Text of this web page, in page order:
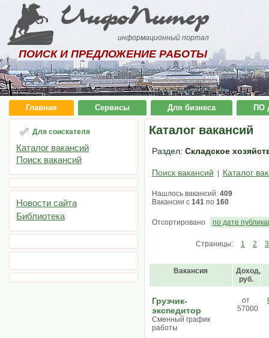
ИнфоПитер
информационный портал
ПОИСК И ПРЕДЛОЖЕНИЕ РАБОТЫ
Главная Сервисы Для бизнеса ПО
Для соискателя
Каталог вакансий
Поиск вакансий
Новости сайта
Библиотека
Каталог вакансий
Раздел: Складское
Поиск вакансий Каталог
Нашлось вакансий: 409
Вакансии с 141 по 160
Отсортировано по дате
Страницы: 1 2 3
Вакансия
Доход,
руб.
Грузчик-
экспедитор
Сменный график
работы
от
57000